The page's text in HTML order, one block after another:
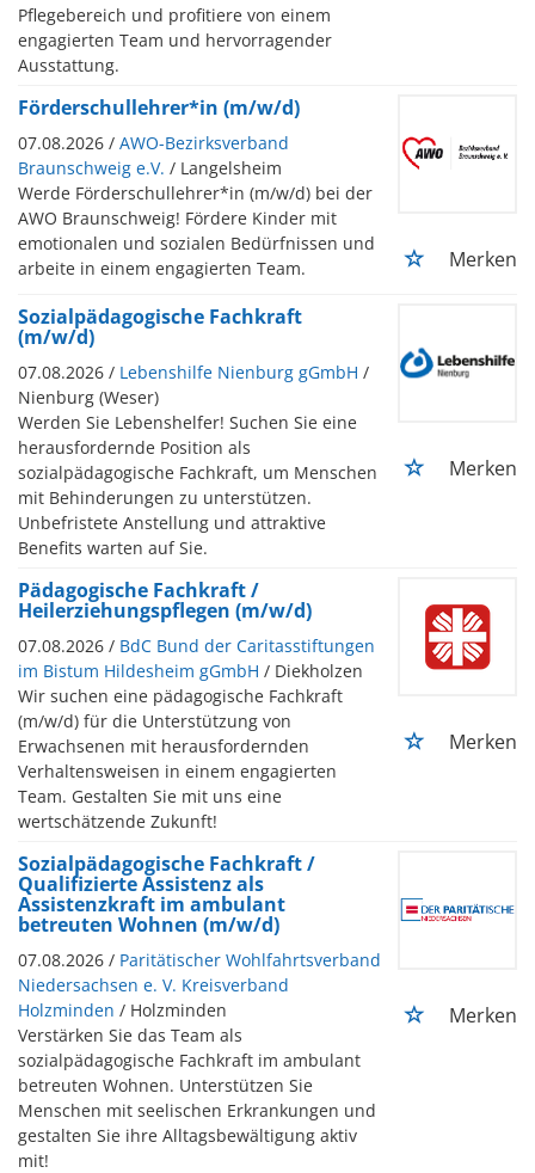
Pflegebereich und profitiere von einem
engagierten Team und hervorragender
Ausstattung.
Förderschullehrer*in (m/w/d)
07.08.2026 / AWO-Bezirksverband
Braunschweig e.V. / Langelsheim
Werde Förderschullehrer*in (m/w/d) bei der
AWO Braunschweig! Fördere Kinder mit
emotionalen und sozialen Bedürfnissen und
arbeite in einem engagierten Team.
Merken
Sozialpädagogische Fachkraft
(m/w/d)
07.08.2026 / Lebenshilfe Nienburg gGmbH /
Nienburg (Weser)
Werden Sie Lebenshelfer! Suchen Sie eine
herausfordernde Position als
sozialpädagogische Fachkraft, um Menschen
mit Behinderungen zu unterstützen.
Unbefristete Anstellung und attraktive
Benefits warten auf Sie.
Merken
Pädagogische Fachkraft /
Heilerziehungspflegen (m/w/d)
07.08.2026 / BdC Bund der Caritasstiftungen
im Bistum Hildesheim gGmbH / Diekholzen
Wir suchen eine pädagogische Fachkraft
(m/w/d) für die Unterstützung von
Erwachsenen mit herausfordernden
Verhaltensweisen in einem engagierten
Team. Gestalten Sie mit uns eine
wertschätzende Zukunft!
Merken
Sozialpädagogische Fachkraft /
Qualifizierte Assistenz als
Assistenzkraft im ambulant
betreuten Wohnen (m/w/d)
07.08.2026 / Paritätischer Wohlfahrtsverband
Niedersachsen e. V. Kreisverband
Holzminden / Holzminden
Verstärken Sie das Team als
sozialpädagogische Fachkraft im ambulant
betreuten Wohnen. Unterstützen Sie
Menschen mit seelischen Erkrankungen und
gestalten Sie ihre Alltagsbewältigung aktiv
mit!
Merken